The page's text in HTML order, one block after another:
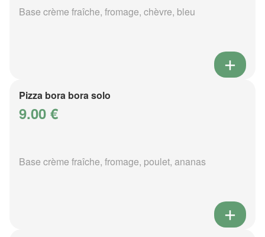
Base crème fraîche, fromage, chèvre, bleu
Pizza bora bora solo
9.00 €
Base crème fraîche, fromage, poulet, ananas